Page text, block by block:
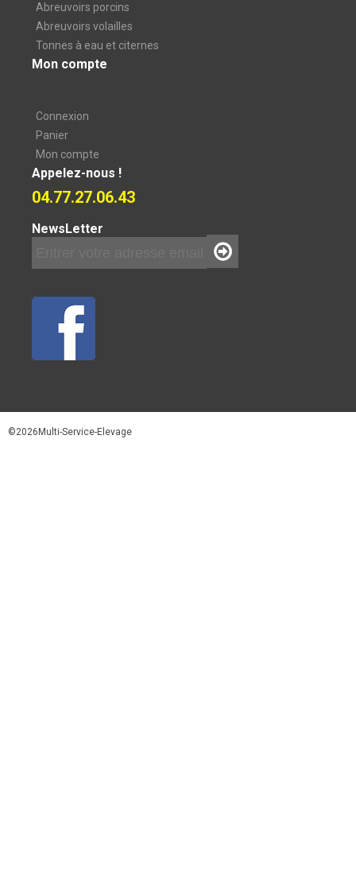
Abreuvoirs porcins
Abreuvoirs volailles
Tonnes à eau et citernes
Mon compte
Connexion
Panier
Mon compte
Appelez-nous !
04.77.27.06.43
NewsLetter
©2026Multi-Service-Elevage